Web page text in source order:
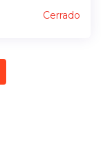
Cerrado